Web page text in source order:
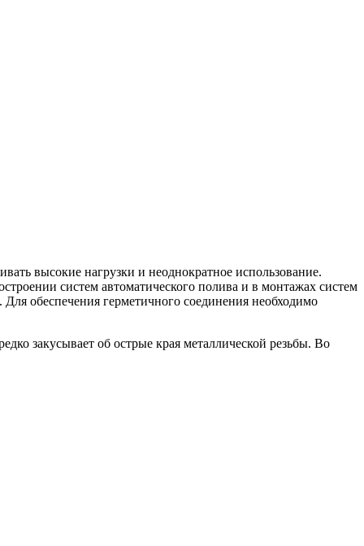
высокие нагрузки и неоднократное использование.
систем автоматического полива и в монтажах систем
обеспечения герметичного соединения необходимо
закусывает об острые края металлической резьбы. Во